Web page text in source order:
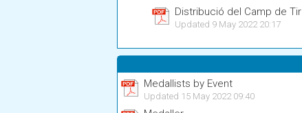
Distribució del Camp de Tir
Updated 9 May 2022 20:17
Medallists by Event
Updated 15 May 2022 09:40